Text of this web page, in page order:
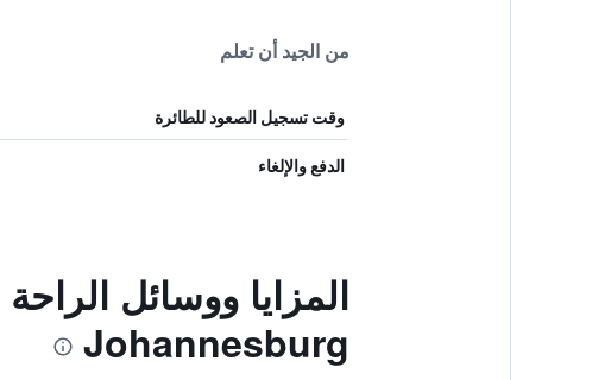
من الجيد أن تعلم
وقت تسجيل الصعود للطائرة
الدفع والإلغاء
Johannesburg